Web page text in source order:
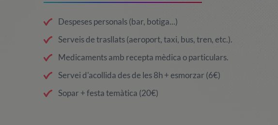
Despeses personals (bar, botiga...)
Serveis de trasllats (aeroport, taxi, bus, tren, etc.).
Medicaments amb recepta mèdica o particulars.
Servei d'acollida des de les 8h + esmorzar (6€)
Sopar + festa temàtica (20€)